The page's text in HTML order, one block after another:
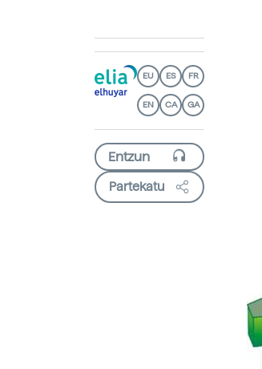
EU ES FR
EN CA GA
Partekatu